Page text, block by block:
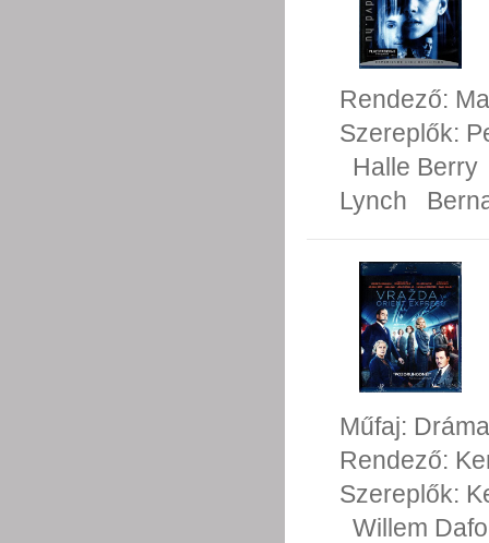
Rendező:
Szereplők:
Halle Berry
Lynch
Műfaj: Dráma
Rendező:
Szereplők:
Willem